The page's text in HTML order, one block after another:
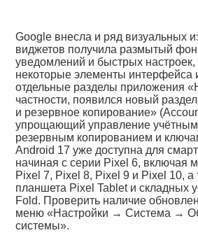
Google внесла и ряд визуальных
виджетов получила размытый фон
уведомлений и быстрых
некоторые элементы интерфейса
отдельные разделы приложения
частности, появился новый
и резервное копирование»
упрощающий управление
резервным копированием и
Android 17 уже доступна для
начиная с серии Pixel 6, включая
Pixel 7, Pixel 8, Pixel 9 и Pixel 10, а
планшета Pixel Tablet и складных
Fold. Проверить наличие
меню «Настройки → Система →
системы».